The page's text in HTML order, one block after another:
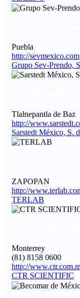
Puebla
http://sevmexico.com
Grupo Sev-Prendo,
Tlalnepantla de Baz
http://
Sarstedt México, S.
ZAPOPAN
http://
TERLAB
Monterrey
(81) 8158 0600
http://
CTR SCIENTIFIC